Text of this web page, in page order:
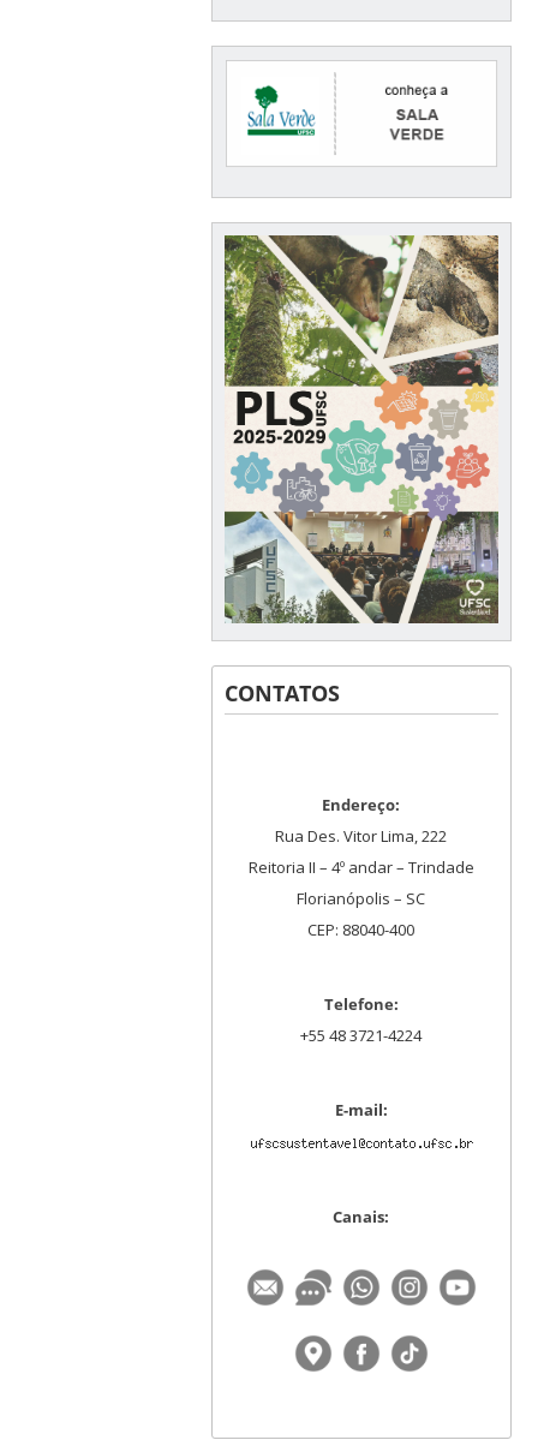
CONTATOS
Endereço:
Rua Des. Vitor Lima, 222
Reitoria II – 4º andar – Trindade
Florianópolis – SC
CEP: 88040-400
Telefone:
+55 48 3721-4224
E-mail:
Canais: